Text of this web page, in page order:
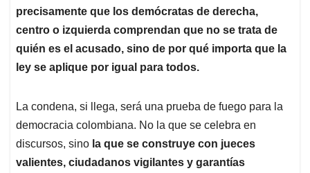
precisamente que los demócratas de derecha,
centro o izquierda comprendan que no se trata de
quién es el acusado, sino de por qué importa que la
ley se aplique por igual para todos.
La condena, si llega, será una prueba de fuego para la
democracia colombiana. No la que se celebra en
discursos, sino la que se construye con jueces
valientes, ciudadanos vigilantes y garantías